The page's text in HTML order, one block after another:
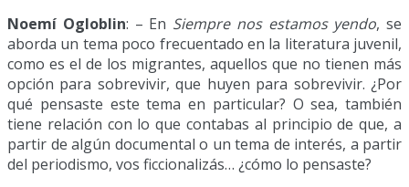
Noemí Ogloblin: – En Siempre nos estamos yendo, se
aborda un tema poco frecuentado en la literatura juvenil,
como es el de los migrantes, aquellos que no tienen más
opción para sobrevivir, que huyen para sobrevivir. ¿Por
qué pensaste este tema en particular? O sea, también
tiene relación con lo que contabas al principio de que, a
partir de algún documental o un tema de interés, a partir
del periodismo, vos ficcionalizás… ¿cómo lo pensaste?